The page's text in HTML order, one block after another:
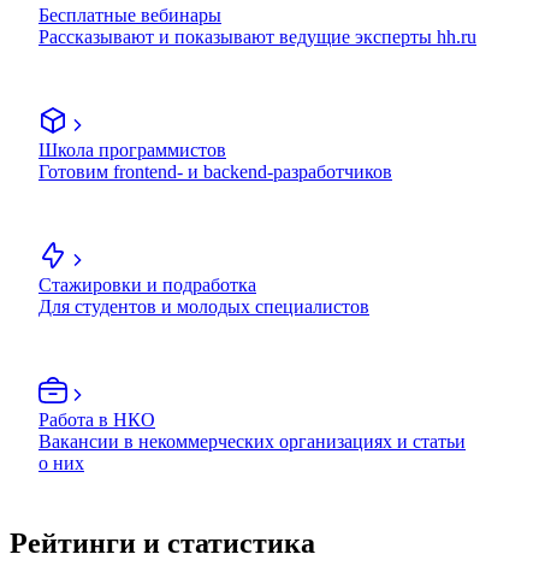
Бесплатные вебинары
Рассказывают и показывают ведущие эксперты hh.ru
Школа программистов
Готовим frontend- и backend-разработчиков
Стажировки и подработка
Для студентов и молодых специалистов
Работа в НКО
Вакансии в некоммерческих организациях и статьи
о них
Рейтинги и статистика